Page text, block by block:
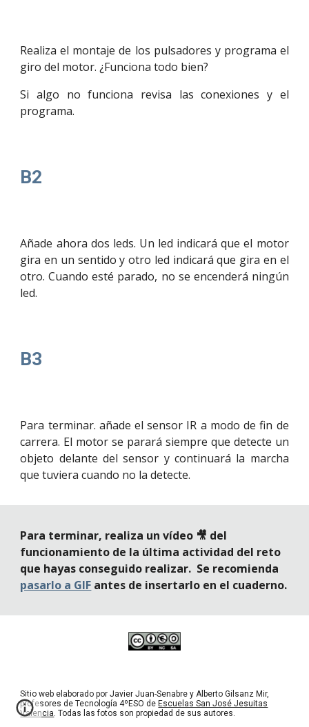
Realiza el montaje de los pulsadores y programa el
giro del motor. ¿Funciona todo bien?
Si algo no funciona revisa las conexiones y el
programa.
B2
Añade ahora dos leds. Un led indicará que el motor
gira en un sentido y otro led indicará que gira en el
otro. Cuando esté parado, no se encenderá ningún
led.
B3
Para terminar. añade el sensor IR a modo de fin de
carrera. El motor se parará siempre que detecte un
objeto delante del sensor y continuará la marcha
que tuviera cuando no la detecte.
Para terminar, realiza un vídeo 🎥 del
funcionamiento de la última actividad del reto
pasarlo a GIF antes de insertarlo en el cuaderno.
Sitio web elaborado por Javier Juan-Senabre y Alberto Gilsanz Mir,
profesores de Tecnología 4ºESO deEscuelas San José Jesuitas
Valencia. Todas las fotos son propiedad de sus autores.